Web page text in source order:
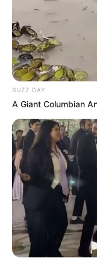
BUZZ DAY
A Giant Columbian